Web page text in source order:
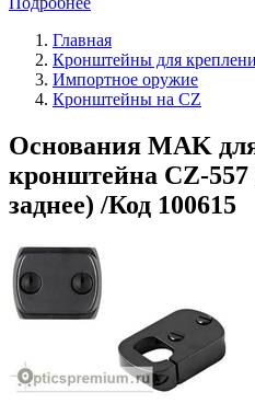
Главная
Кронштейны для
Импортное оружие
Кронштейны на CZ
Основания MAK
кронштейна CZ-557
заднее) /Код 100615